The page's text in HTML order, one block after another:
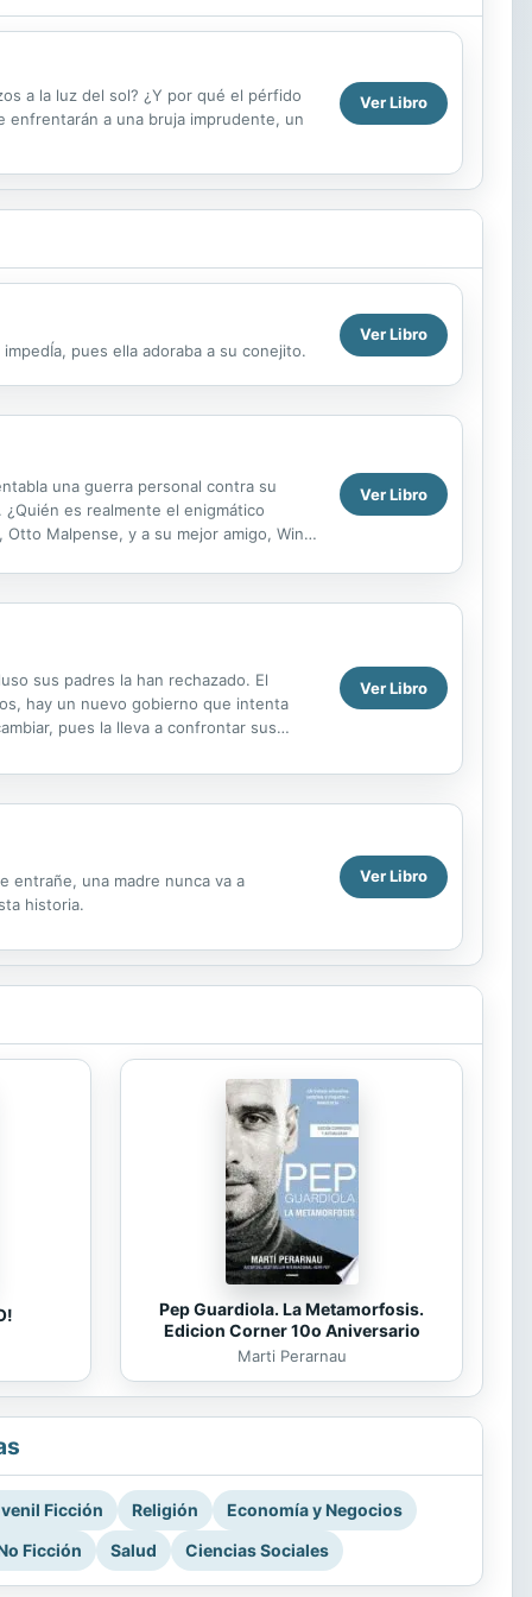
a la luz del sol? ¿Y por qué el pérfido
enfrentarán a una bruja imprudente, un
Ver Libro
pues ella adoraba a su conejito.
Ver Libro
una guerra personal contra su
es realmente el enigmático
Malpense, y a su mejor amigo, Wing
Ver Libro
sus padres la han rechazado. El
hay un nuevo gobierno que intenta
pues la lleva a confrontar sus
Ver Libro
entrañe, una madre nunca va a
historia.
Ver Libro
Pep Guardiola. La Metamorfosis.
Edicion Corner 10o Aniversario
Marti Perarnau
Ficción Religión
Economía y Negocios
Ficción
Salud Ciencias Sociales